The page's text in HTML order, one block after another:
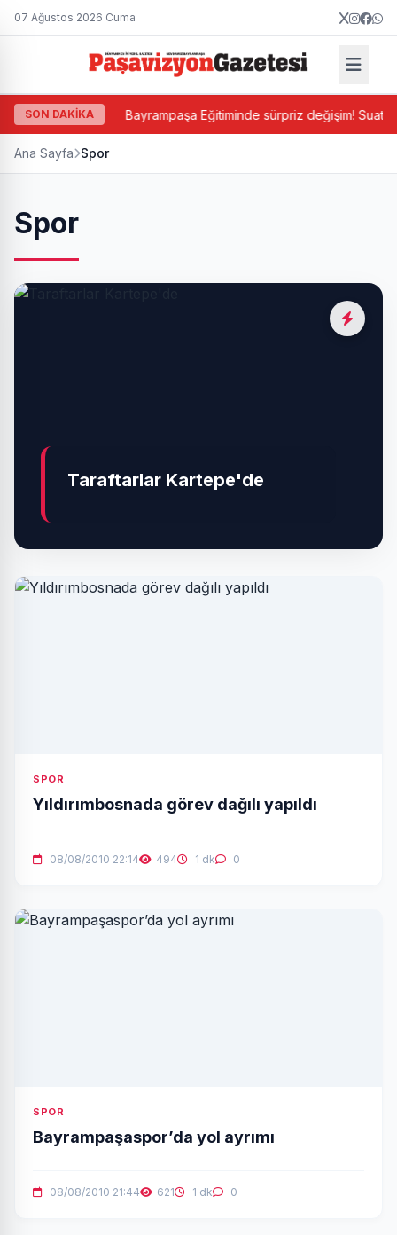
07 Ağustos 2026 Cuma
SON DAKİKA
atandı Bayrampaşa Eğitiminde sürpriz değişim! Suat Mamur
Ana Sayfa Spor
Spor
Taraftarlar Kartepe'de
SPOR
Yıldırımbosnada görev dağılı yapıldı
08/08/2010 22:14 494 1 dk 0
SPOR
Bayrampaşaspor’da yol ayrımı
08/08/2010 21:44 621 1 dk 0